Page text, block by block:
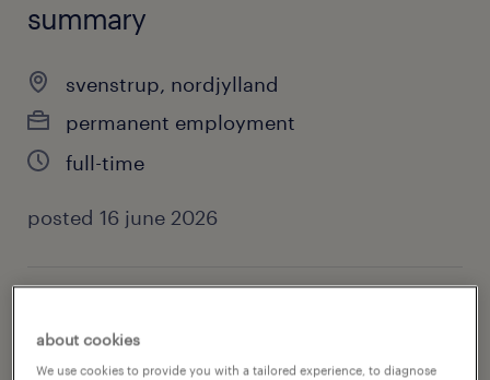
summary
svenstrup, nordjylland
permanent employment
full-time
posted 16 june 2026
itabout cookies
We use cookies to provide you with a tailored experience, to diagnose